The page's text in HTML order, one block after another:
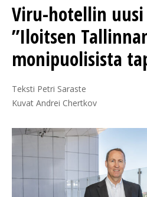
Viru-hotellin
”Iloitsen
monipuolisista
Teksti Petri Saraste
Kuvat Andrei Chertkov